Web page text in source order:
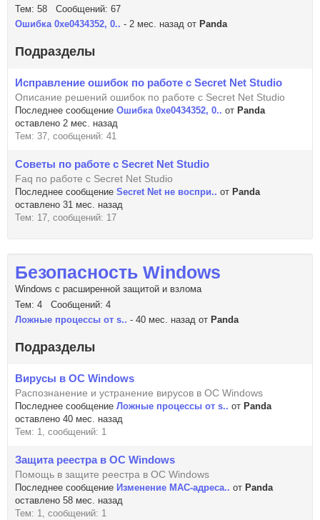
Тем: 58 Сообщений: 67
Ошибка 0xe0434352, 0.. - 2 мес. назад от Panda
Подразделы
Исправление ошибок по работе с Secret Net Studio
Описание решений ошибок по работе с Secret Net Studio
Последнее сообщение Ошибка 0xe0434352, 0.. от Panda
оставлено 2 мес. назад
Тем: 37, сообщений: 41
Советы по работе с Secret Net Studio
Faq по работе с Secret Net Studio
Последнее сообщение Secret Net не воспри.. от Panda
оставлено 31 мес. назад
Тем: 17, сообщений: 17
Безопасность Windows
Windows с расширенной защитой и взлома
Тем: 4 Сообщений: 4
Ложные процессы от s.. - 40 мес. назад от Panda
Подразделы
Вирусы в ОС Windows
Распознанение и устранение вирусов в ОС Windows
Последнее сообщение Ложные процессы от s.. от Panda
оставлено 40 мес. назад
Тем: 1, сообщений: 1
Защита реестра в ОС Windows
Помощь в защите реестра в ОС Windows
Последнее сообщение Изменение MAC-адреса.. от Panda
оставлено 58 мес. назад
Тем: 1, сообщений: 1